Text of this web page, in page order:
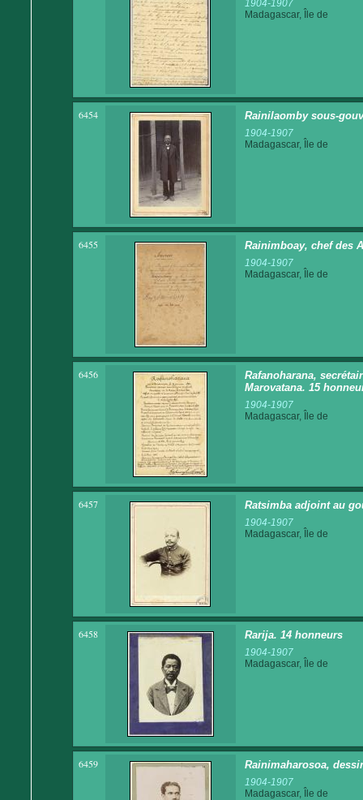
1904-1907
Madagascar, Île de
6454 Rainilaomby sous-
1904-1907
Madagascar, Île de
6455 Rainimboay, chef des
1904-1907
Madagascar, Île de
6456
Rafanoharana,
Marovatana. 15
1904-1907
Madagascar, Île de
6457 Ratsimba adjoint au
1904-1907
Madagascar, Île de
6458 Rarija. 14 honneurs
1904-1907
Madagascar, Île de
6459 Rainimaharosoa,
1904-1907
Madagascar, Île de